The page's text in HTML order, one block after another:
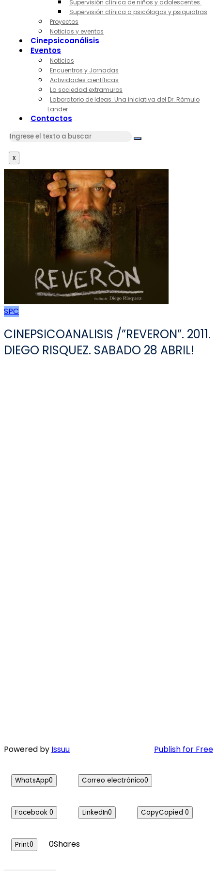
Supervisión clínica de niños y adolescentes.
Supervisión clínica a psicólogos y psiquiatras
Proyectos
Noticias y eventos
Cinepsicoanálisis
Eventos
Noticias
Encuentros y Jornadas
Actividades científicas
La sociedad extramuros
Laboratorio de Ideas. Una iniciativa del Dr. Rómulo
Lander
Contactos
x
SPC
CINEPSICOANALISIS /”REVERON”. 2011.
DIEGO RISQUEZ. SABADO 28 ABRIL!
Powered by Issuu Publish for Free
WhatsApp0 Correo electrónico0
Facebook 0 LinkedIn0 CopyCopied 0
Print0 0Shares